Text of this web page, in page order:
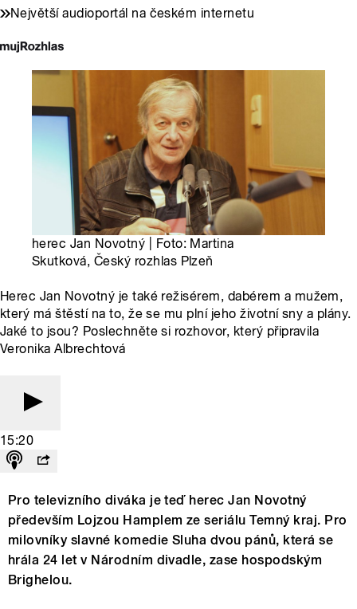
Největší audioportál na českém internetu
herec Jan Novotný | Foto: Martina
Skutková, Český rozhlas Plzeň
Herec Jan Novotný je také režisérem, dabérem a mužem,
který má štěstí na to, že se mu plní jeho životní sny a plány.
Jaké to jsou? Poslechněte si rozhovor, který připravila
Veronika Albrechtová
15:20
Pro televizního diváka je teď herec Jan Novotný
především Lojzou Hamplem ze seriálu Temný kraj. Pro
milovníky slavné komedie Sluha dvou pánů, která se
hrála 24 let v Národním divadle, zase hospodským
Brighelou.